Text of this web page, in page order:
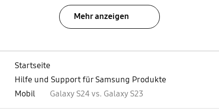
Mehr anzeigen
Startseite
Hilfe und Support für Samsung Produkte
Mobil
Galaxy S24 vs. Galaxy S23